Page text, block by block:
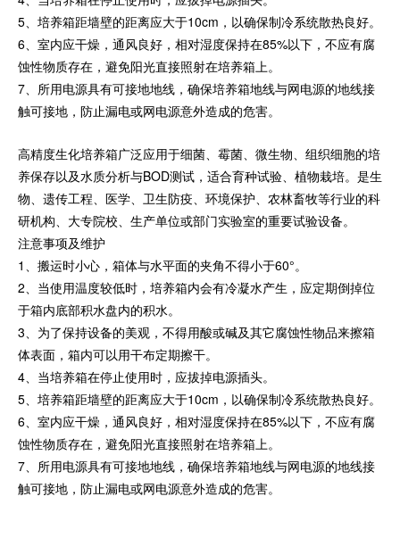
5、培养箱距墙壁的距离应大于10cm，以确保制冷系统散热良好。
6、室内应干燥，通风良好，相对湿度保持在85%以下，不应有腐
蚀性物质存在，避免阳光直接照射在培养箱上。
7、所用电源具有可接地地线，确保培养箱地线与网电源的地线接
触可接地，防止漏电或网电源意外造成的危害。
高精度生化培养箱广泛应用于细菌、霉菌、微生物、组织细胞的培
养保存以及水质分析与BOD测试，适合育种试验、植物栽培。是生
物、遗传工程、医学、卫生防疫、环境保护、农林畜牧等行业的科
研机构、大专院校、生产单位或部门实验室的重要试验设备。
注意事项及维护
1、搬运时小心，箱体与水平面的夹角不得小于60°。
2、当使用温度较低时，培养箱内会有冷凝水产生，应定期倒掉位
于箱内底部积水盘内的积水。
3、为了保持设备的美观，不得用酸或碱及其它腐蚀性物品来擦箱
体表面，箱内可以用干布定期擦干。
4、当培养箱在停止使用时，应拔掉电源插头。
5、培养箱距墙壁的距离应大于10cm，以确保制冷系统散热良好。
6、室内应干燥，通风良好，相对湿度保持在85%以下，不应有腐
蚀性物质存在，避免阳光直接照射在培养箱上。
7、所用电源具有可接地地线，确保培养箱地线与网电源的地线接
触可接地，防止漏电或网电源意外造成的危害。